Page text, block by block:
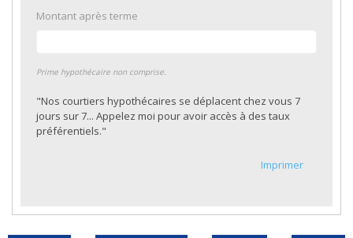
Montant après terme
Prime hypothécaire non comprise.
"Nos courtiers hypothécaires se déplacent chez vous 7
jours sur 7... Appelez moi pour avoir accès à des taux
préférentiels."
Imprimer